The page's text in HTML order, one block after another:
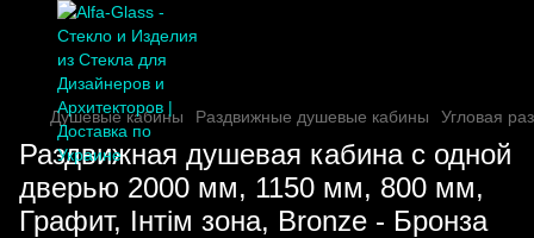
Душевые кабины Раздвижные душевые кабины Угловая
Раздвижная душевая кабина с одной
дверью 2000 мм, 1150 мм, 800 мм,
Графит, Інтім зона, Bronze - Бронза